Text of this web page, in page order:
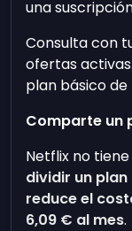
una
Consulta con
ofertas
plan básico de
Comparte un
Netflix no
dividir un
reduce el
6,09 € al mes.